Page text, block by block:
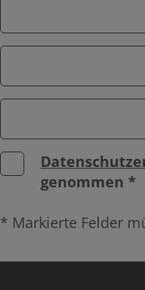
genommen *
* Markierte Felder